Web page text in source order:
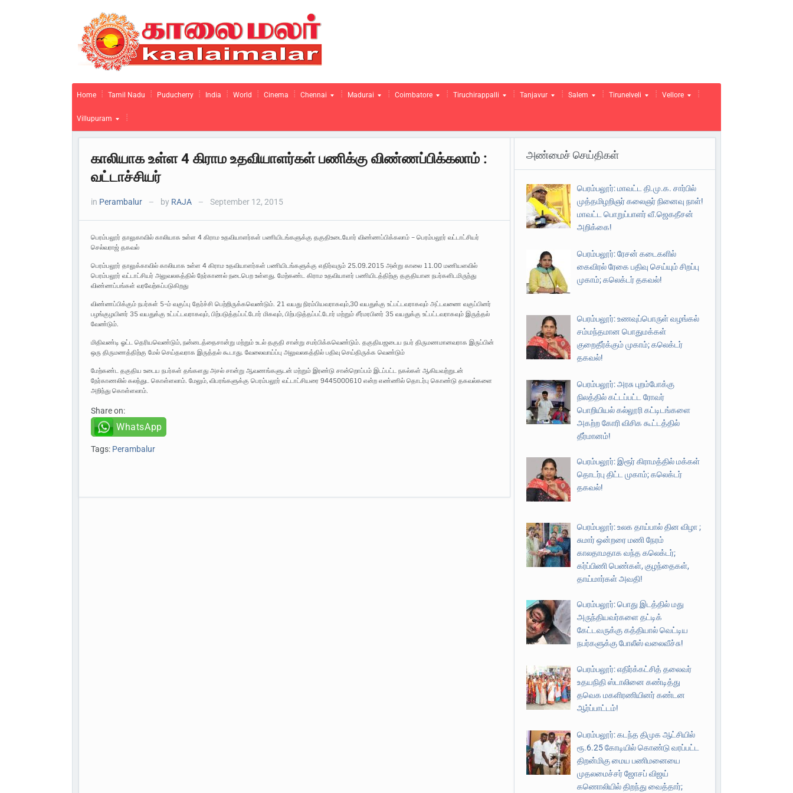
Home Tamil Nadu Puducherry India World Cinema Chennai Madurai Coimbatore Tiruchirappalli Tanjavur Salem Tirunelveli Vellore
Villupuram
காலியாக உள்ள 4 கிராம உதவியாளர்கள் பணிக்கு விண்ணப்பிக்கலாம் :
வட்டாச்சியர்
in Perambalur — by RAJA — September 12, 2015
பெரம்பலூர் தாலுகாவில் காலியாக உள்ள 4 கிராம உதவியாளர்கள் பணியிடங்களுக்கு தகுதிஉடையோர் விண்ணப்பிக்கலாம் – பெரம்பலூர் வட்டாட்சியர்
செல்வராஜ் தகவல்
பெரம்பலூர் தாலுக்காவில் காலியாக உள்ள 4 கிராம உதவியாளர்கள் பணியிடங்களுக்கு எதிர்வரும் 25.09.2015 அன்று காலை 11.00 மணியளவில்
பெரம்பலூர் வட்டாட்சியர் அலுவலகத்தில் நேர்காணல் நடைபெற உள்ளது. மேற்கண்ட கிராம உதவியாளர் பணியிடத்திற்கு தகுதியான நபர்களிடமிருந்து
விண்ணப்பங்கள் வரவேற்கப்படுகிறது
விண்ணப்பிக்கும் நபர்கள் 5-ம் வகுப்பு தேர்ச்சி பெற்றிருக்கவெண்டும். 21 வயது நிரம்பியவராகவும்,30 வயதுக்கு உட்பட்டவராகவும் அட்டவணை வகுப்பினர்
பழங்குழயினர் 35 வயதுக்கு உட்பட்டவராகவும், பிற்படுத்தப்பட்டோர் மிகவும், பிற்படுத்தப்பட்டோர் மற்றும் சீர்மரபினர் 35 வயதுக்கு உட்பட்டவராகவும் இருத்தல்
வேண்டும்.
மிதிவண்டி ஓட்ட தெரியவெண்டும், நன்னடத்தைசான்று மற்றும் உடல் தகுதி சான்று சமர்பிக்கவெண்டும். தகுதியஜடைய நபர் திருமணமானவராக இருப்பின்
ஒரு திருமணத்திற்கு மேல் செய்தவராக இருத்தல் கூடாது. வேலைவாய்ப்பு அலுவலகத்தில் பதிவு செய்திருக்க வெண்டும்
மேற்கண்ட தகுதிய உடைய நபர்கள் தங்களது அசல் சான்று ஆவணங்களுடன் மற்றும் இரண்டு சான்றொப்பம் இடப்பட்ட நகல்கள் ஆகியவற்றுடன்
நேர்காணலில் கலந்துட கொள்ளலாம். மேலும், விபரங்களுக்கு பெரம்பலூர் வட்டாட்சியரை 9445000610 என்ற எண்ணில் தொடர்பு கொண்டு தகவல்களை
அறிந்து கொள்ளலாம்.
Share on:
WhatsApp
Tags: Perambalur
அண்மைச் செய்திகள்
பெரம்பலூர்: மாவட்ட தி.மு.க. சார்பில்
முத்தமிழறிஞர் கலைஞர் நினைவு நாள்!
மாவட்ட பொறுப்பாளர் வீ.ஜெகதீசன்
அறிக்கை!
பெரம்பலூர்: ரேசன் கடைகளில்
கைவிரல் ரேகை பதிவு செய்யும் சிறப்பு
முகாம்; கலெக்டர் தகவல்!
பெரம்பலூர்: உணவுப்பொருள் வழங்கல்
சம்மந்தமான பொதுமக்கள்
குறைதீர்க்கும் முகாம்; கலெக்டர்
தகவல்!
பெரம்பலூர்: அரசு புறம்போக்கு
நிலத்தில் கட்டப்பட்ட ரோவர்
பொறியியல் கல்லூரி கட்டிடங்களை
அகற்ற கோரி விசிக கூட்டத்தில்
தீர்மானம்!
பெரம்பலூர்: இரூர் கிராமத்தில் மக்கள்
தொடர்பு திட்ட முகாம்; கலெக்டர்
தகவல்!
பெரம்பலூர்: உலக தாய்பால் தின விழா ;
சுமார் ஒன்றரை மணி நேரம்
காலதாமதாக வந்த கலெக்டர்;
கர்ப்பிணி பெண்கள், குழந்தைகள்,
தாய்மார்கள் அவதி!
பெரம்பலூர்: பொது இடத்தில் மது
அருந்தியவர்களை தட்டிக்
கேட்டவருக்கு கத்தியால் வெட்டிய
நபர்களுக்கு போலீஸ் வலைவீச்சு!
பெரம்பலூர்: எதிர்க்கட்சித் தலைவர்
உதயநிதி ஸ்டாலினை கண்டித்து
தவெக மகளிரணியினர் கண்டன
ஆர்ப்பாட்டம்!
பெரம்பலூர்: கடந்த திமுக ஆட்சியில்
ரூ.6.25 கோடியில் கொண்டு வரப்பட்ட
திறன்மிகு மைய பணிமனையை
முதலமைச்சர் ஜோசப் விஜய்
கணொலியில் திறந்து வைத்தார்;